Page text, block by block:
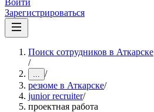
Войти
Зарегистрироваться
Поиск сотрудников в Аткарске
/
... /
резюме в Аткарске/
junior recruiter/
проектная работа